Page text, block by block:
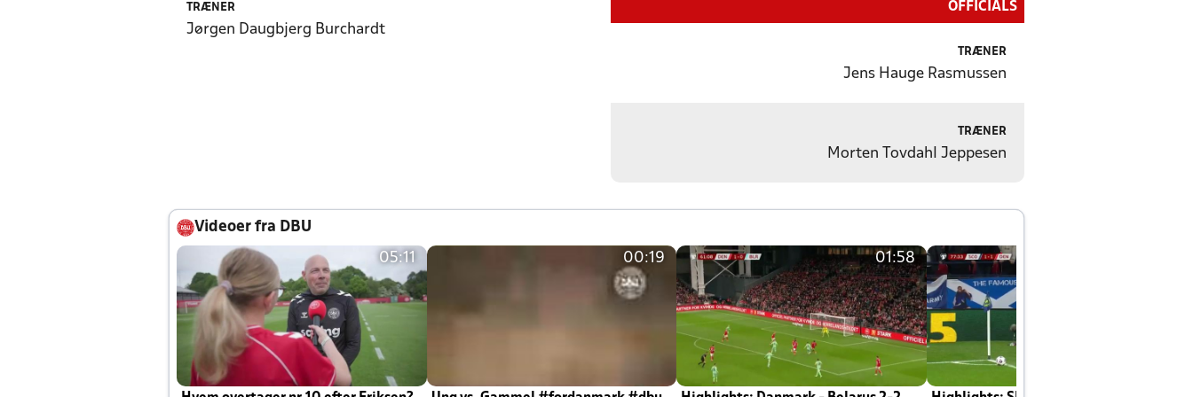
TRÆNER
Jørgen Daugbjerg Burchardt
OFFICIALS
TRÆNER
Jens Hauge Rasmussen
TRÆNER
Morten Tovdahl Jeppesen
Videoer fra DBU
05:11 00:19 01:58